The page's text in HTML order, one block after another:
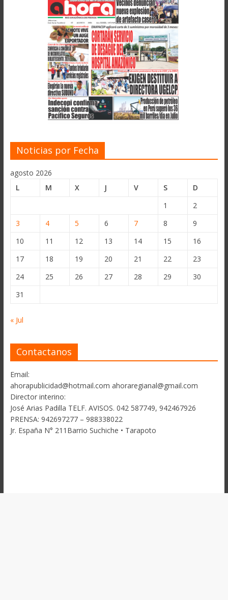
Noticias por Fecha
agosto 2026
L
M X J V S
D
1
2
3
4 5 6 7 8
9
10
11 12 13 14 15
16
17
18 19 20 21 22
23
24
25 26 27 28 29
30
31
« Jul
Contactanos
Email:
ahorapublicidad@hotmail.com ahoraregianal@gmail.com
Director interino:
José Arias Padilla TELF. AVISOS. 042 587749, 942467926
PRENSA: 942697277 – 988338022
Jr. España N° 211Barrio Suchiche • Tarapoto